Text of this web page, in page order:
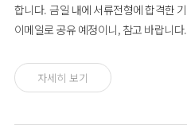
합니다. 금일 내에 서류전형에 합격한
이메일로 공유 예정이니, 참고 바랍니
자세히 보기